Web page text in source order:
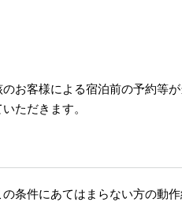
お客様による宿泊前の予約等
ただきます。
条件にあてはまらない方の動